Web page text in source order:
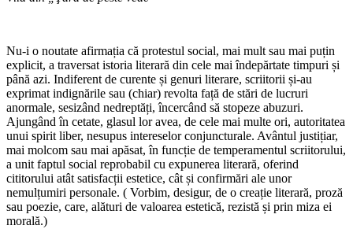
Nu-i o noutate afirmația că protestul social, mai mult sau mai puțin
explicit, a traversat istoria literară din cele mai îndepărtate timpuri și
până azi. Indiferent de curente și genuri literare, scriitorii și-au
exprimat indignările sau (chiar) revolta față de stări de lucruri
anormale, sesizând nedreptăți, încercând să stopeze abuzuri.
Ajungând în cetate, glasul lor avea, de cele mai multe ori, autoritatea
unui spirit liber, nesupus intereselor conjuncturale. Avântul justițiar,
mai molcom sau mai apăsat, în funcție de temperamentul scriitorului,
a unit faptul social reprobabil cu expunerea literară, oferind
cititorului atât satisfacții estetice, cât și confirmări ale unor
nemulțumiri personale. ( Vorbim, desigur, de o creație literară, proză
sau poezie, care, alături de valoarea estetică, rezistă și prin miza ei
morală.)